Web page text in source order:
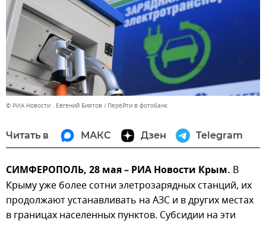
© РИА Новости . Евгений Биятов Перейти в фотобанк
Читать в МАКС Дзен Telegram
СИМФЕРОПОЛЬ, 28 мая – РИА Новости Крым. В
Крыму уже более сотни элетрозарядных станций, их
продолжают устанавливать на АЗС и в других местах
в границах населенных пунктов. Субсидии на эти